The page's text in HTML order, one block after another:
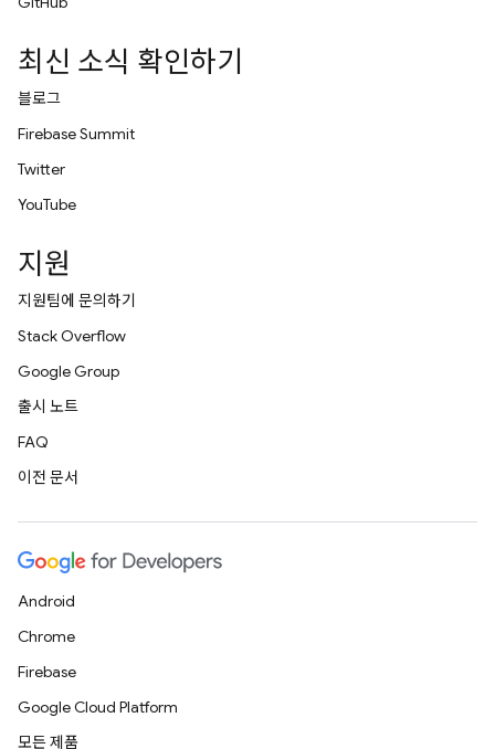
최신 소식 확인하기
블로그
Firebase Summit
Twitter
YouTube
지원
지원팀에 문의하기
Stack Overflow
Google Group
출시 노트
FAQ
이전 문서
Android
Chrome
Firebase
Google Cloud Platform
모든 제품